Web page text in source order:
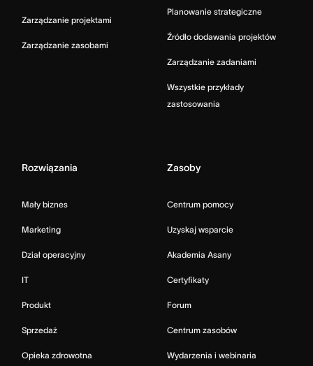
Zarządzanie projektami
Zarządzanie zasobami
Planowanie strategiczne
Źródło dodawania projektów
Zarządzanie zadaniami
Wszystkie przykłady
zastosowania
Rozwiązania
Mały biznes
Marketing
Dział operacyjny
IT
Produkt
Sprzedaż
Opieka zdrowotna
Zasoby
Centrum pomocy
Uzyskaj wsparcie
Akademia Asany
Certyfikaty
Forum
Centrum zasobów
Wydarzenia i webinaria